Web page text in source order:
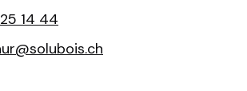
14 44